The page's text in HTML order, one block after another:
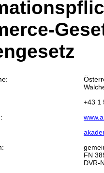
+43 1
FN
DVR-